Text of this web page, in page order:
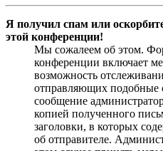
Я получил спам или
этой конференции!
Мы сожалеем об этом.
конференции включает
возможность
отправляющих подобные
сообщение
копией полученного
заголовки, в которых
об отправителе.